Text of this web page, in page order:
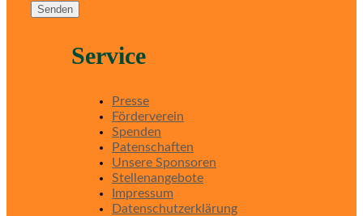
Senden
Service
Presse
Förderverein
Spenden
Patenschaften
Unsere Sponsoren
Stellenangebote
Impressum
Datenschutzerklärung